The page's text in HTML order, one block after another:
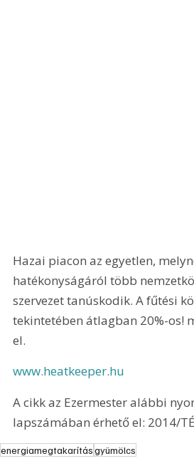
Hazai piacon az egyetlen,
hatékonyságáról több
szervezet tanúskodik. A fűtési
tekintetében átlagban 20%-os!
el.
www.heatkeeper.hu
A cikk az Ezermester alábbi
lapszámában érhető el: 2014/
energiamegtakarításgyümölcs